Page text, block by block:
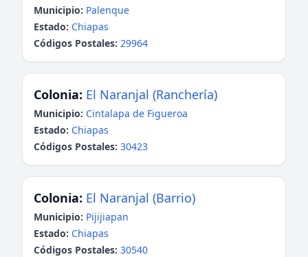
Municipio: Palenque
Estado: Chiapas
Códigos Postales: 29964
Colonia: El Naranjal (Ranchería)
Municipio: Cintalapa de Figueroa
Estado: Chiapas
Códigos Postales: 30423
Colonia: El Naranjal (Barrio)
Municipio: Pijijiapan
Estado: Chiapas
Códigos Postales: 30540